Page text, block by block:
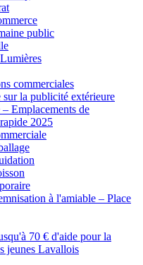
public
commerciales
sur la publicité extérieure
Emplacements de
2025
à l'amiable – Place
70 € d'aide pour la
jeunes Lavallois